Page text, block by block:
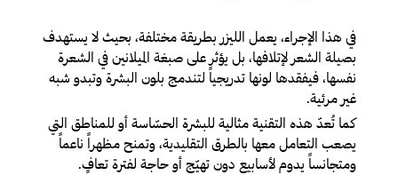
في هذا الإجراء، يعمل الليزر بطريقة مختلفة، بحيث لا يستهدف
بصيلة الشعر لإتلافها، بل يؤثر على صبغة الميلانين في الشعرة
نفسها، فيفقدها لونها تدريجياً لتندمج بلون البشرة وتبدو شبه
غير مرئية.
كما تُعدّ هذه التقنية مثالية للبشرة الحسّاسة أو للمناطق التي
يصعب التعامل معها بالطرق التقليدية، وتمنح مظهراً ناعماً
ومتجانساً يدوم لأسابيع دون تهيّج أو حاجة لفترة تعافٍ.